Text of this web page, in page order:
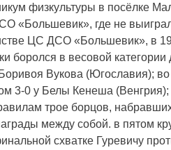
физкультуры в посёлке
«Большевик», где не
ЦС ДСО «Большевик»,
боролся в весовой
Вукова (Югославия);
3-0 у Белы Кенеша
трое борцов,
между собой. в пятом
схватке Гуревичу